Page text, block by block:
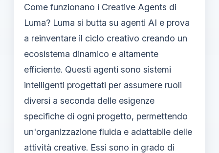
Come funzionano i Creative Agents di
Luma? Luma si butta su agenti AI e prova
a reinventare il ciclo creativo creando un
ecosistema dinamico e altamente
efficiente. Questi agenti sono sistemi
intelligenti progettati per assumere ruoli
diversi a seconda delle esigenze
specifiche di ogni progetto, permettendo
un'organizzazione fluida e adattabile delle
attività creative. Essi sono in grado di